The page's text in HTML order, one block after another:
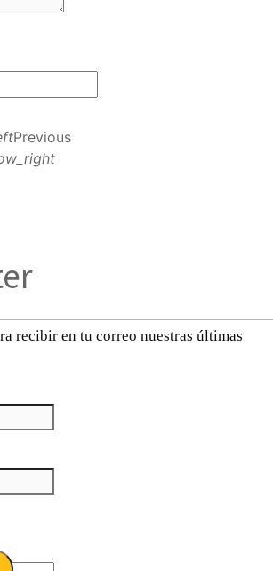
Previous
recibir en tu correo nuestras últimas